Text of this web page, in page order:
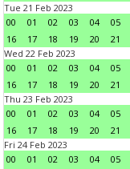
Tue 21 Feb 2023
00
01 02 03 04 05
16
17 18 19 20 21
Wed 22 Feb 2023
00
01 02 03 04 05
16
17 18 19 20 21
Thu 23 Feb 2023
00
01 02 03 04 05
16
17 18 19 20 21
Fri 24 Feb 2023
00
01 02 03 04 05